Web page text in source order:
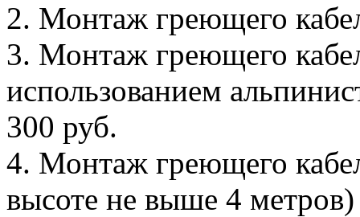
2. Монтаж греющего
3. Монтаж греющего
использованием
300 руб.
4. Монтаж греющего
высоте не выше 4